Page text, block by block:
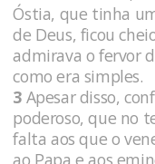
Óstia, que tinha
de Deus, ficou
admirava o fervor
como era simples.
3 Apesar disso,
poderoso, que no
falta aos que o
ao Papa e aos